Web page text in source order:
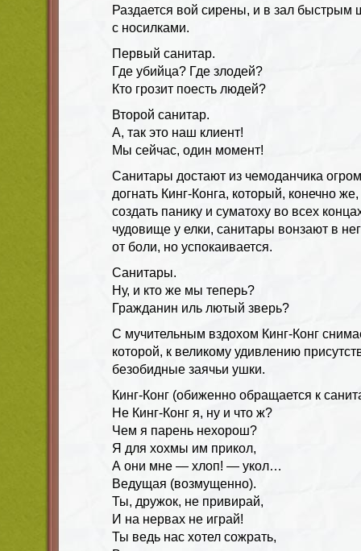
Раздается вой сирены, и в зал быстрым
с носилками.
Первый санитар.
Где убийца? Где злодей?
Кто грозит поесть людей?
Второй санитар.
А, так это наш клиент!
Мы сейчас, один момент!
Санитары достают из чемоданчика
догнать Кинг-Конга, который, конечно
создать панику и суматоху во всех
чудовище у елки, санитары вонзают в
от боли, но успокаивается.
Санитары.
Ну, и кто же мы теперь?
Гражданин иль лютый зверь?
С мучительным вздохом Кинг-Конг
которой, к великому удивлению
безобидные заячьи ушки.
Кинг-Конг (обиженно обращается к
Не Кинг-Конг я, ну и что ж?
Чем я парень нехорош?
Я для хохмы им прикол,
А они мне — хлоп! — укол…
Ведущая (возмущенно).
Ты, дружок, не привирай,
И на нервах не играй!
Ты ведь нас хотел сожрать,